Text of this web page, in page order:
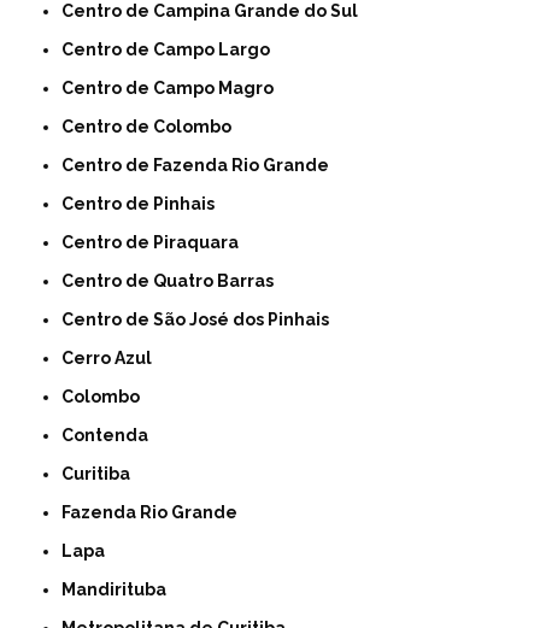
Centro de Campina Grande do Sul
Centro de Campo Largo
Centro de Campo Magro
Centro de Colombo
Centro de Fazenda Rio Grande
Centro de Pinhais
Centro de Piraquara
Centro de Quatro Barras
Centro de São José dos Pinhais
Cerro Azul
Colombo
Contenda
Curitiba
Fazenda Rio Grande
Lapa
Mandirituba